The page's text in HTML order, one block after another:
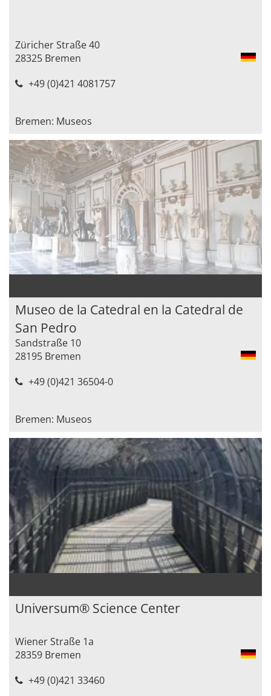
Züricher Straße 40
28325 Bremen
+49 (0)421 4081757
Bremen: Museos
Museo de la Catedral en la Catedral de
San Pedro
Sandstraße 10
28195 Bremen
+49 (0)421 36504-0
Bremen: Museos
Universum® Science Center
Wiener Straße 1a
28359 Bremen
+49 (0)421 33460